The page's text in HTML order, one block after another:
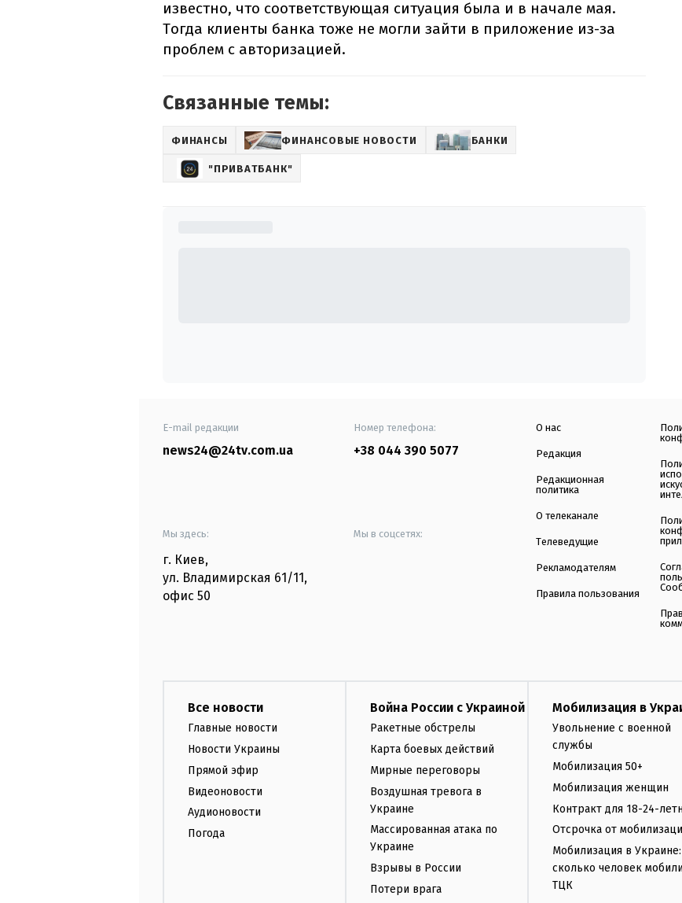
известно, что соответствующая ситуация была и в начале мая.
Тогда клиенты банка тоже не могли зайти в приложение из-за
проблем с авторизацией.
Связанные темы:
ФИНАНСЫ ФИНАНСОВЫЕ НОВОСТИ БАНКИ
"ПРИВАТБАНК"
E-mail редакции
news24@24tv.com.ua
Номер телефона:
+38 044 390 5077
Мы здесь:
г. Киев,
ул. Владимирская 61/11,
офис 50
Мы в соцсетях:
О нас
Редакция
Редакционная
политика
О телеканале
Телеведущие
Рекламодателям
Правила пользования
Все новости
Главные новости
Новости Украины
Прямой эфир
Видеоновости
Аудионовости
Погода
Война России с Украиной
Ракетные обстрелы
Карта боевых действий
Мирные переговоры
Воздушная тревога в
Украине
Массированная атака по
Украине
Взрывы в России
Потери врага
Мобилизация в
Увольнение с военной
службы
Мобилизация 50+
Мобилизация женщин
Контракт для 18-24-
Отсрочка от
Мобилизация в Украине:
сколько человек
ТЦК